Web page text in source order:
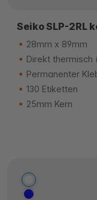
Seiko SLP-2RL
28mm x 89mm
Direkt thermisch
Permanenter
130 Etiketten
25mm Kern